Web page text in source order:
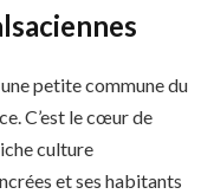
petite commune du
C’est le cœur de
culture
et ses habitants